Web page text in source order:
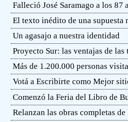
Falleció José Saramago a los 87
El texto inédito de una supuesta
Un agasajo a nuestra identidad
Proyecto Sur: las ventajas de las
Más de 1.200.000 personas
Votá a Escribirte como Mejor
Comenzó la Feria del Libro de
Relanzan las obras completas